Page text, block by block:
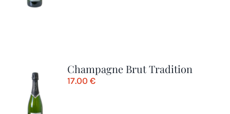
Champagne Brut Tradition
17.00 €